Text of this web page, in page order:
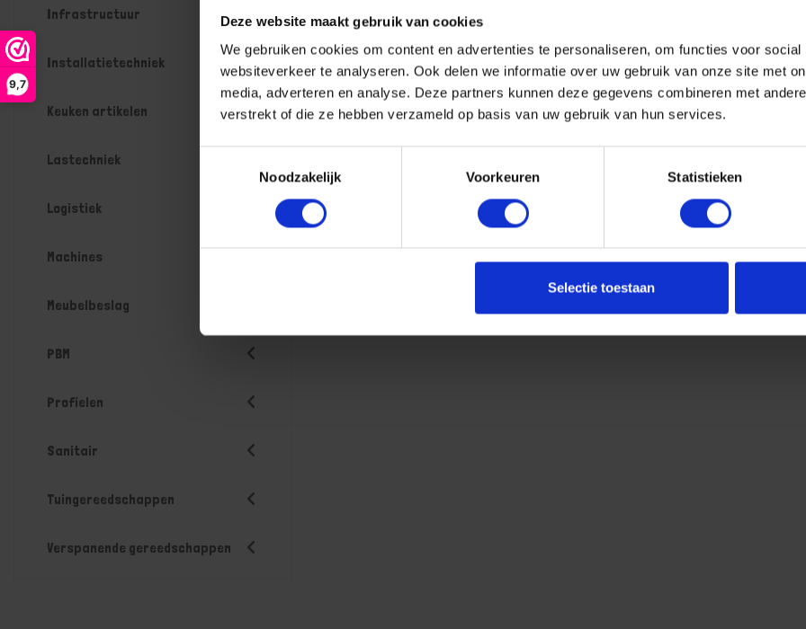
Deze website maakt gebruik van cookies
We gebruiken cookies om content en advertenties te personaliseren, om functies voor
websiteverkeer te analyseren. Ook delen we informatie over uw gebruik van onze site met
media, adverteren en analyse. Deze partners kunnen deze gegevens combineren met
verstrekt of die ze hebben verzameld op basis van uw gebruik van hun services.
Noodzakelijk
Voorkeuren Statistieken
Selectie toestaan
9,7
Infrastructuur
Installatietechniek
Keuken artikelen
Lastechniek
Logistiek
Machines
Meubelbeslag
PBM
Profielen
Sanitair
Tuingereedschappen
Verspanende gereedschappen